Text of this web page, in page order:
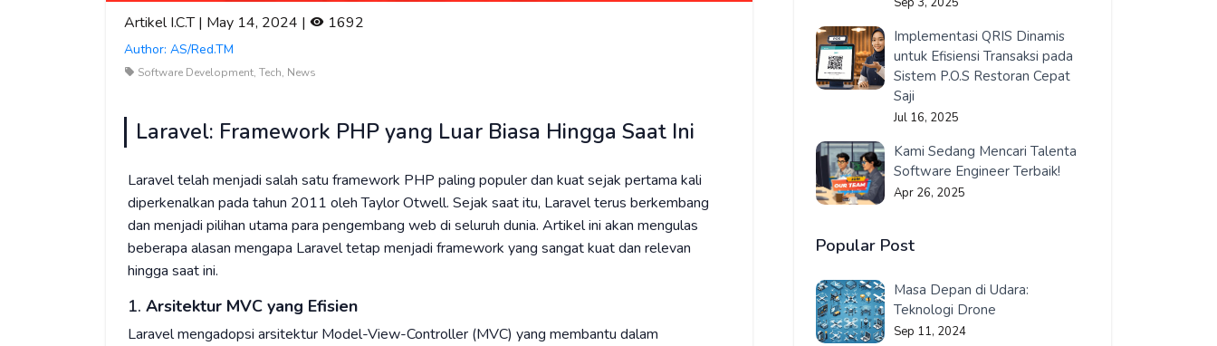
Artikel I.C.T | May 14, 2024 | 1692
Author: AS/Red.TM
Software Development, Tech, News
Laravel: Framework PHP yang Luar Biasa Hingga Saat Ini
Laravel telah menjadi salah satu framework PHP paling populer dan kuat sejak pertama kali
diperkenalkan pada tahun 2011 oleh Taylor Otwell. Sejak saat itu, Laravel terus berkembang
dan menjadi pilihan utama para pengembang web di seluruh dunia. Artikel ini akan mengulas
beberapa alasan mengapa Laravel tetap menjadi framework yang sangat kuat dan relevan
hingga saat ini.
1. Arsitektur MVC yang Efisien
Laravel mengadopsi arsitektur Model-View-Controller (MVC) yang membantu dalam
Implementasi QRIS Dinamis
untuk Efisiensi Transaksi pada
Sistem P.O.S Restoran Cepat
Saji
Jul 16, 2025
Kami Sedang Mencari Talenta
Software Engineer Terbaik!
Apr 26, 2025
Popular Post
Masa Depan di Udara:
Teknologi Drone
Sep 11, 2024